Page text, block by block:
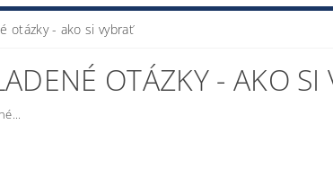
otázky - ako si vybrať
OTÁZKY - AKO SI